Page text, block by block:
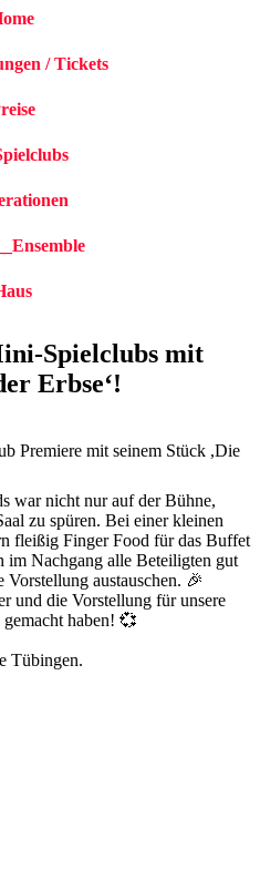
/ Tickets
Spielclubs mit
Erbse‘!
Premiere mit seinem Stück ,Die
war nicht nur auf der Bühne,
zu spüren. Bei einer kleinen
fleißig Finger Food für das Buffet
im Nachgang alle Beteiligten gut
Vorstellung austauschen. 🎉
und die Vorstellung für unsere
haben! 💞
Tübingen.